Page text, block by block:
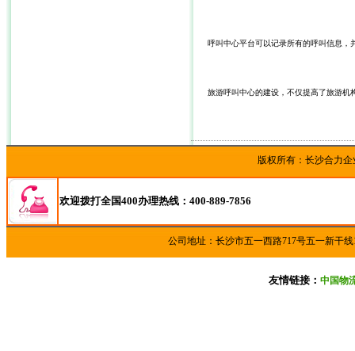
呼叫中心平台可以记录所有的呼叫信息，
旅游呼叫中心的建设，不仅提高了旅游机
版权所有：长沙
欢迎拨打全国400办理热线：400-889-7856
公司地址：长沙市五一西路717号五一
友情链接： 中国物